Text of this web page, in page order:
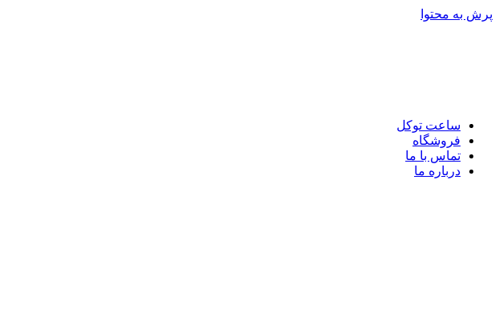
پرش به محتوا
ساعت توکل
فروشگاه
تماس با ما
درباره ما